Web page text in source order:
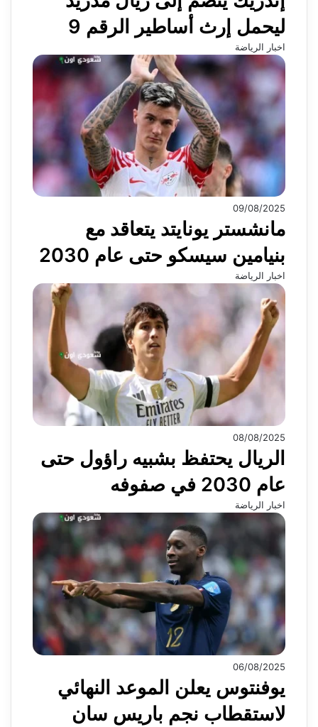
ليحمل إرث أساطير الرقم 9
اخبار الرياضة
09/08/2025
مانشستر يونايتد يتعاقد مع
بنيامين سيسكو حتى عام 2030
اخبار الرياضة
08/08/2025
الريال يحتفظ بشبيه راؤول حتى
عام 2030 في صفوفه
اخبار الرياضة
06/08/2025
يوفنتوس يعلن الموعد النهائي
لاستقطاب نجم باريس سان